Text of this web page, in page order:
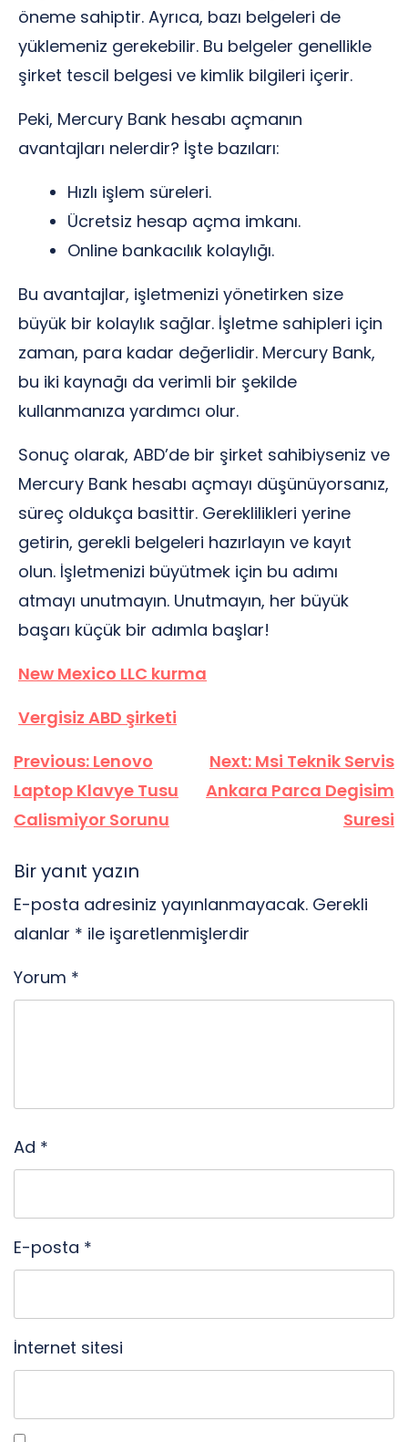
öneme sahiptir. Ayrıca, bazı belgeleri de
yüklemeniz gerekebilir. Bu belgeler genellikle
şirket tescil belgesi ve kimlik bilgileri içerir.
Peki, Mercury Bank hesabı açmanın
avantajları nelerdir? İşte bazıları:
Hızlı işlem süreleri.
Ücretsiz hesap açma imkanı.
Online bankacılık kolaylığı.
Bu avantajlar, işletmenizi yönetirken size
büyük bir kolaylık sağlar. İşletme sahipleri için
zaman, para kadar değerlidir. Mercury Bank,
bu iki kaynağı da verimli bir şekilde
kullanmanıza yardımcı olur.
Sonuç olarak, ABD’de bir şirket sahibiyseniz ve
Mercury Bank hesabı açmayı düşünüyorsanız,
süreç oldukça basittir. Gereklilikleri yerine
getirin, gerekli belgeleri hazırlayın ve kayıt
olun. İşletmenizi büyütmek için bu adımı
atmayı unutmayın. Unutmayın, her büyük
başarı küçük bir adımla başlar!
New Mexico LLC kurma
Vergisiz ABD şirketi
Yazı
gezinmesi
Previous: Lenovo
Laptop Klavye Tusu
Calismiyor Sorunu
Next: Msi Teknik Servis
Ankara Parca Degisim
Suresi
Bir yanıt yazın
E-posta adresiniz yayınlanmayacak. Gerekli
alanlar * ile işaretlenmişlerdir
Yorum *
Ad *
E-posta *
İnternet sitesi